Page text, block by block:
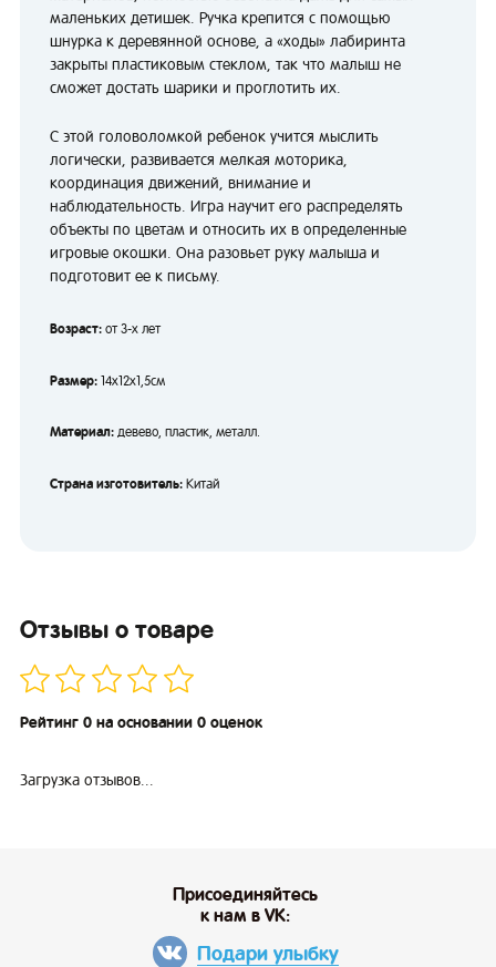
маленьких детишек. Ручка крепится с помощью
шнурка к деревянной основе, а «ходы» лабиринта
закрыты пластиковым стеклом, так что малыш не
сможет достать шарики и проглотить их.
С этой головоломкой ребенок учится мыслить
логически, развивается мелкая моторика,
координация движений, внимание и
наблюдательность. Игра научит его распределять
объекты по цветам и относить их в определенные
игровые окошки. Она разовьет руку малыша и
подготовит ее к письму.
Возраст: от 3-х лет
Размер: 14х12х1,5см
Материал: девево, пластик, металл.
Страна изготовитель: Китай
Отзывы о товаре
Рейтинг 0 на основании 0 оценок
Загрузка отзывов...
Присоединяйтесь
к нам в VK:
Подари улыбку